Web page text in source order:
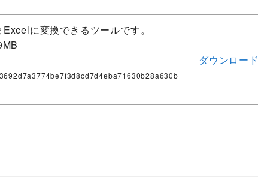
に変換できるツールです。
ダウンロード